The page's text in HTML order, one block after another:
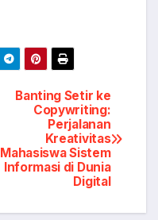
Banting Setir ke
Copywriting:
Perjalanan
Kreativitas
Mahasiswa Sistem
Informasi di Dunia
Digital